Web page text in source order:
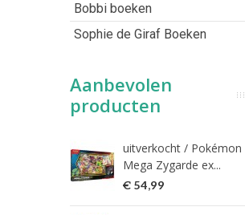
Bobbi boeken
Sophie de Giraf Boeken
Aanbevolen
producten
uitverkocht / Pokémon
Mega Zygarde ex...
€ 54,99